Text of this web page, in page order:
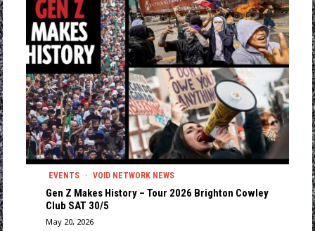
EVENTS · VOID NETWORK NEWS
Gen Z Makes History – Tour 2026 Brighton Cowley
Club SAT 30/5
May 20, 2026